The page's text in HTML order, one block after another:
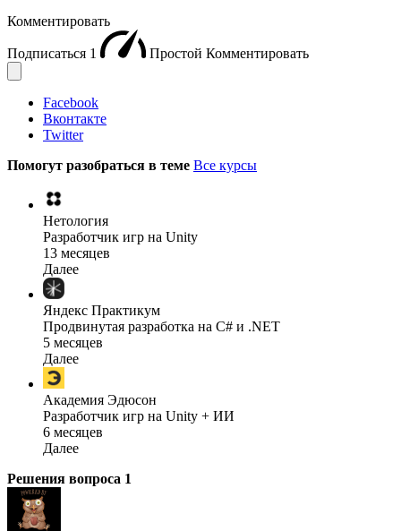
Комментировать
Подписаться 1 Простой Комментировать
Facebook
Вконтакте
Twitter
Помогут разобраться в теме Все курсы
Нетология
Разработчик игр на Unity
13 месяцев
Далее
Яндекс Практикум
Продвинутая разработка на C# и .NET
5 месяцев
Далее
Академия Эдюсон
Разработчик игр на Unity + ИИ
6 месяцев
Далее
Решения вопроса 1